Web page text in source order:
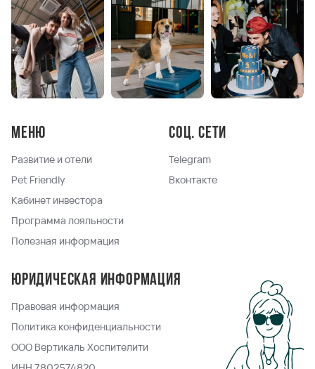
Меню
Развитие и отели
Pet Friendly
Кабинет инвестора
Программа лояльности
Полезная информация
Соц. сети
Telegram
Вконтакте
Юридическая информация
Правовая информация
Политика конфиденциальности
ООО Вертикаль Хоспителити